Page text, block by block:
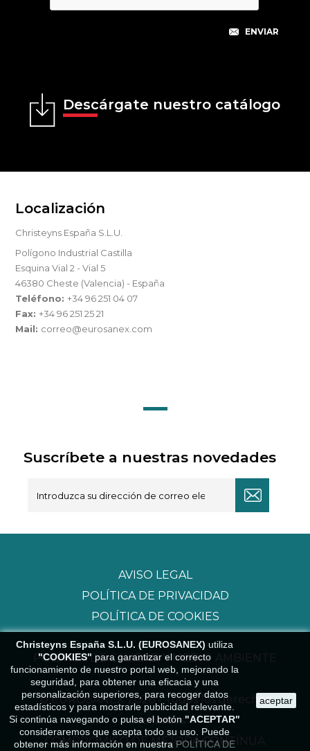
Descárgate nuestro catálogo
Localización
Christeyns España S.L.U.
Polígono Industrial Castilla
Esquina Vial 2 - Vial 5
46380 Cheste (Valencia) - España
Teléfono:+34 96 251 04 07
Fax:+34 96 251 25 21
Mail: correo@eurosanex.com
Suscríbete a nuestras novedades
Christeyns España S.L.U. (EUROSANEX) utiliza
"COOKIES" para garantizar el correcto
funcionamiento de nuestro portal web, mejorando la
seguridad, para obtener una eficacia y una
personalización superiores, para recoger datos
estadísticos y para mostrarle publicidad relevante.
Si continúa navegando o pulsa el botón "ACEPTAR"
consideraremos que acepta todo su uso. Puede
obtener más información en nuestra POLÍTICA DE
aceptar
AVISO LEGAL
POLÍTICA DE PRIVACIDAD
POLÍTICA DE COOKIES
POLÍTICA DE CALIDAD Y MEDIO AMBIENTE
© EUROSANEX 2026 - Todos los derechos
reservados
COMPROMISO DE MEJORA CONTÍNUA